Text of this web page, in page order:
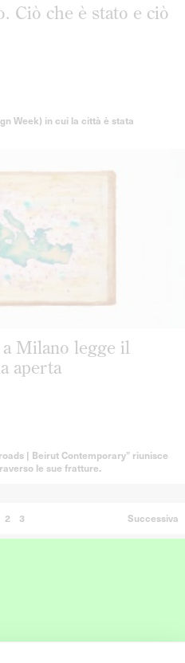
Ciò che è stato e ciò
Week) in cui la città è stata
Milano legge il
aperta
| Beirut Contemporary” riunisce
le sue fratture.
2 3 Successiva